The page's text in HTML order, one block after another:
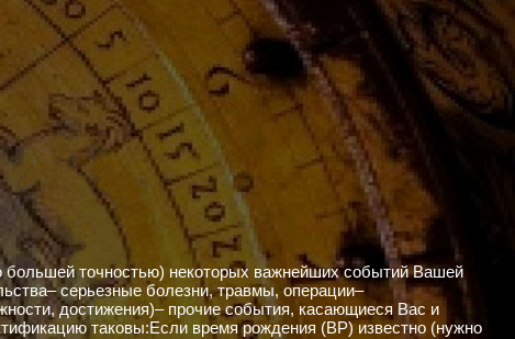
точностью) некоторых важнейших событий Вашей
серьезные болезни, травмы, операции–
достижения)– прочие события, касающиеся Вас и
таковы:Если время рождения (ВР) известно (нужно